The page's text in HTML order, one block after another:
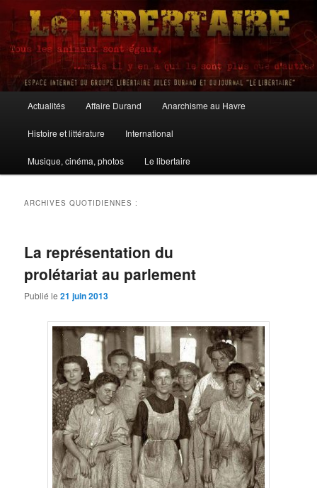
Aller
contenu
principal
Aller
contenu
secondaire
Le Libertaire
principal
Actualités Affaire Durand Anarchisme au Havre
Histoire et littérature International
Musique, cinéma, photos Le libertaire
ARCHIVES QUOTIDIENNES :
La représentation du
prolétariat au parlement
Publié le21 juin 2013